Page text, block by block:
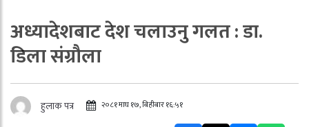
अध्यादेशबाट देश चलाउनु गलत : डा.
डिला संग्रौला
हुलाक पत्र २०८१ माघ १७, बिहीबार १६:५१